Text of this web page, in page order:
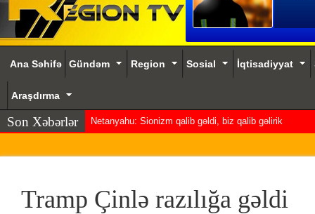
Ana Səhifə Gündəm Region Sosial İqtisadiyyat
Araşdırma
Son Xəbərlər Netanyahu: Sionizm qalib gəldi, biz qalib gəlirik
Tramp Çinlə razılığa gəldi